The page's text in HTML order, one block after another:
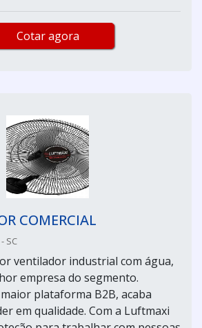
Cotar agora
COMERCIAL
SC
ventilador industrial com água,
empresa do segmento.
plataforma B2B, acaba
em qualidade. Com a Luftmaxi